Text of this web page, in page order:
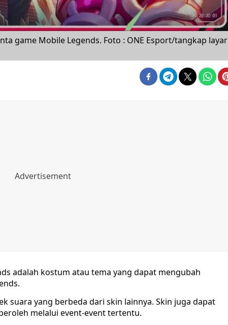
game Mobile Legends. Foto : ONE Esport/tangkap layar
adalah kostum atau tema yang dapat mengubah
suara yang berbeda dari skin lainnya. Skin juga dapat
melalui event-event tertentu.